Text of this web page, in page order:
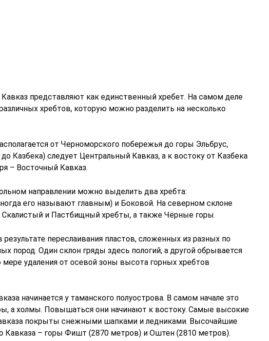
представляют как единственный хребет. На самом деле
хребтов, которую можно разделить на несколько
от Черноморского побережья до горы Эльбрус,
Казбека) следует Центральный Кавказ, а к востоку от Казбека
– Восточный Кавказ.
направлении можно выделить два хребта:
его называют главным) и Боковой. На северном склоне
и Пастбищный хребты, а также Чёрные горы.
результате переслаивания пластов, сложенных из разных по
пород. Один склон гряды здесь пологий, а другой обрывается
мере удаления от осевой зоны высота горных хребтов
начинается у таманского полуострова. В самом начале это
а холмы. Повышаться они начинают к востоку. Самые высокие
покрыты снежными шапками и ледниками. Высочайшие
Кавказа – горы Фишт (2870 метров) и Оштен (2810 метров).